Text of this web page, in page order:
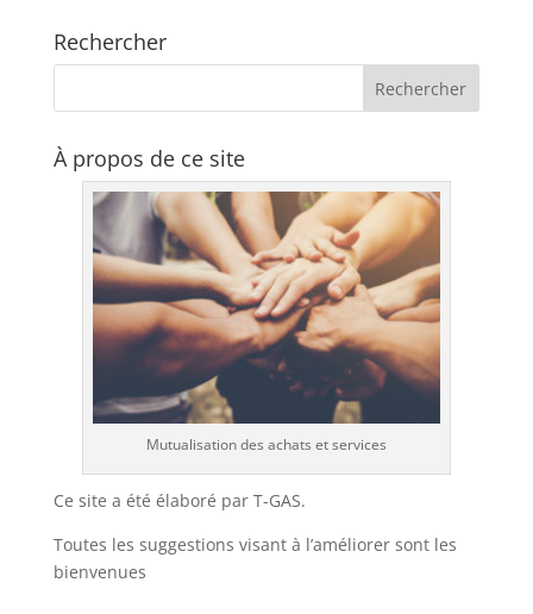
Rechercher
À propos de ce site
Mutualisation des achats et services
Ce site a été élaboré par T-GAS.
Toutes les suggestions visant à l’améliorer sont les
bienvenues